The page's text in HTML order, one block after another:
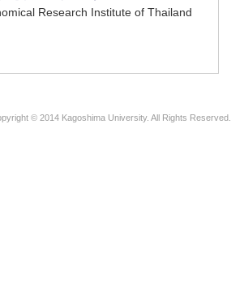
Research Institute of Thailand
© 2014 Kagoshima University. All Rights Reserved.